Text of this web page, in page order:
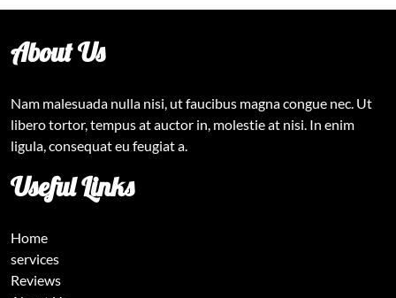
About Us
Nam malesuada nulla nisi, ut faucibus magna congue nec. Ut
libero tortor, tempus at auctor in, molestie at nisi. In enim
ligula, consequat eu feugiat a.
Useful Links
Home
services
Reviews